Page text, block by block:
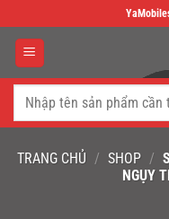
to
content
Tìm
TRANG CHỦ / SHOP /
NGỤY